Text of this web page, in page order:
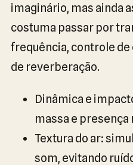
imaginário, mas ainda
costuma passar por
frequência, controle
de reverberação.
Dinâmica e
massa e
Textura do ar:
som, evitando